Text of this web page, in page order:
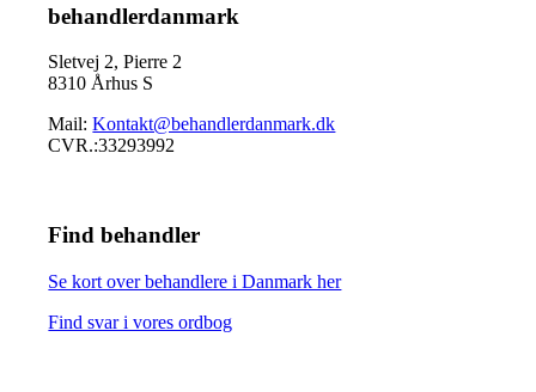
behandlerdanmark
Sletvej 2, Pierre 2
8310 Århus S
Mail:Kontakt@behandlerdanmark.dk
CVR.:33293992
Find behandler
Se kort over behandlere i Danmark her
Find svar i vores ordbog